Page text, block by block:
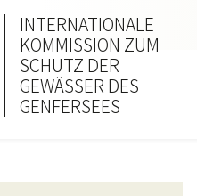
INTERNATIONALE
KOMMISSION ZUM
SCHUTZ DER
GEWÄSSER DES
GENFERSEES